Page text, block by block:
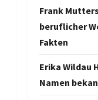
Frank
beruflicher
Fakten
Erika Wildau
Namen